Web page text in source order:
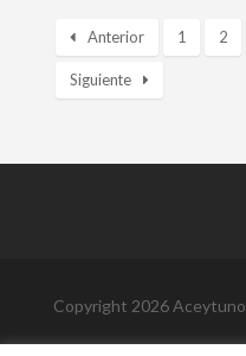
Anterior 1 2
Siguiente
Copyright 2026 Aceytuno